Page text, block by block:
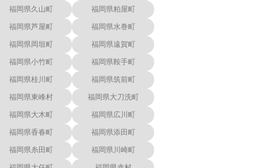
福岡県久山町 福岡県粕屋町
福岡県芦屋町 福岡県水巻町
福岡県岡垣町 福岡県遠賀町
福岡県小竹町 福岡県鞍手町
福岡県桂川町 福岡県筑前町
福岡県東峰村 福岡県大刀洗町
福岡県大木町 福岡県広川町
福岡県香春町 福岡県添田町
福岡県糸田町 福岡県川崎町